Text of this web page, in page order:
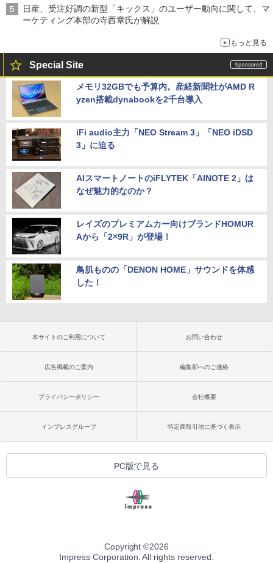
日産、受注好調の新型「キックス」のユーザー動向に関して、マ
ーケティング本部の寺西章氏が解説
もっと見る
Special Site
メモリ32GBでも予算内。産経新聞社がAMD R
yzen搭載dynabookを2千台導入
iFi audio主力「NEO Stream 3」「NEO iDSD
3」に迫る
AIスマートノートのiFLYTEK「AINOTE 2」は
なぜ魅力的なのか？
レイズのプレミアムカー向けブランドHOMUR
Aから「2×9R」が登場！
鳥肌ものの「DENON HOME」サウンドを体感
した！
本サイトのご利用について お問い合わせ
広告掲載のご案内 編集部へのご連絡
プライバシーポリシー 会社概要
インプレスグループ 特定商取引法に基づく表示
PC版で見る
Copyright ©2026
Impress Corporation. All rights reserved.